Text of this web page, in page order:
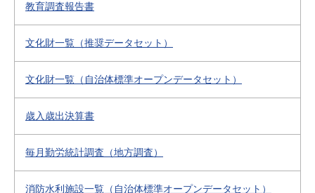
教育調査報告書
文化財一覧（推奨データセット）
文化財一覧（自治体標準オープンデータセット）
歳入歳出決算書
毎月勤労統計調査（地方調査）
消防水利施設一覧（自治体標準オープンデータセット）